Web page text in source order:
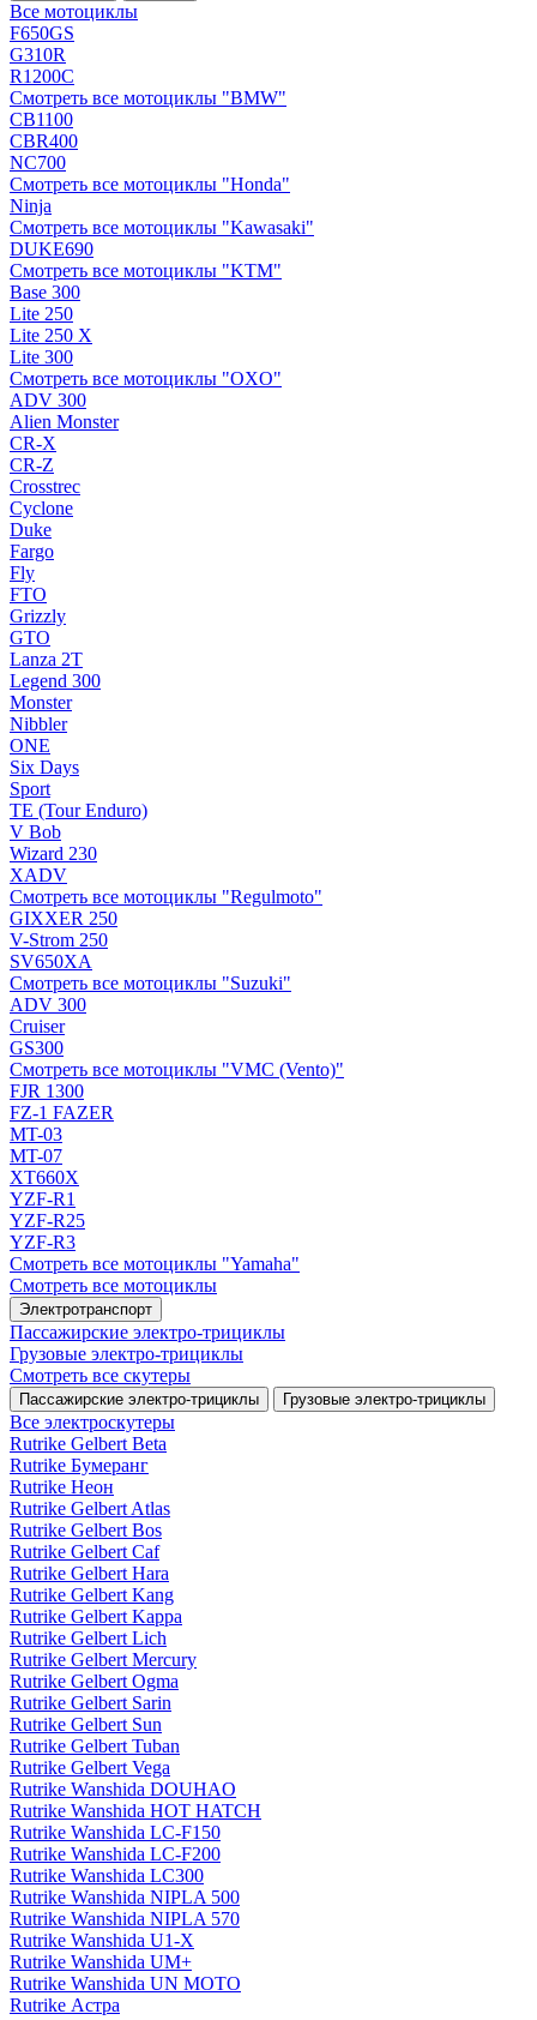
Все мотоциклы
F650GS
G310R
R1200C
Смотреть все мотоциклы "BMW"
CB1100
CBR400
NC700
Смотреть все мотоциклы "Honda"
Ninja
Смотреть все мотоциклы "Kawasaki"
DUKE690
Смотреть все мотоциклы "KTM"
Base 300
Lite 250
Lite 250 X
Lite 300
Смотреть все мотоциклы "OXO"
ADV 300
Alien Monster
CR-X
CR-Z
Crosstrec
Cyclone
Duke
Fargo
Fly
FTO
Grizzly
GTO
Lanza 2T
Legend 300
Monster
Nibbler
ONE
Six Days
Sport
TE (Tour Enduro)
V Bob
Wizard 230
XADV
Смотреть все мотоциклы "Regulmoto"
GIXXER 250
V-Strom 250
SV650XA
Смотреть все мотоциклы "Suzuki"
ADV 300
Cruiser
GS300
Смотреть все мотоциклы "VMC (Vento)"
FJR 1300
FZ-1 FAZER
MT-03
MT-07
XT660X
YZF-R1
YZF-R25
YZF-R3
Смотреть все мотоциклы "Yamaha"
Смотреть все мотоциклы
Электротранспорт
Пассажирские электро‑трициклы
Грузовые электро‑трициклы
Смотреть все скутеры
Пассажирские электро‑трициклы Грузовые электро‑трициклы
Все электро­скутеры
Rutrike Gelbert Beta
Rutrike Бумеранг
Rutrike Неон
Rutrike Gelbert Atlas
Rutrike Gelbert Bos
Rutrike Gelbert Caf
Rutrike Gelbert Hara
Rutrike Gelbert Kang
Rutrike Gelbert Kappa
Rutrike Gelbert Lich
Rutrike Gelbert Mercury
Rutrike Gelbert Ogma
Rutrike Gelbert Sarin
Rutrike Gelbert Sun
Rutrike Gelbert Tuban
Rutrike Gelbert Vega
Rutrike Wanshida DOUHAO
Rutrike Wanshida HOT HATCH
Rutrike Wanshida LC-F150
Rutrike Wanshida LC-F200
Rutrike Wanshida LC300
Rutrike Wanshida NIPLA 500
Rutrike Wanshida NIPLA 570
Rutrike Wanshida U1-X
Rutrike Wanshida UM+
Rutrike Wanshida UN MOTO
Rutrike Астра